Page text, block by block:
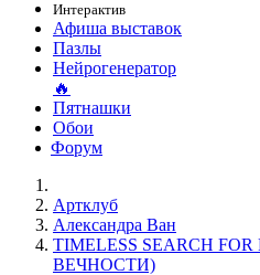
Интерактив
Афиша выставок
Пазлы
Нейрогенератор
🔥
Пятнашки
Обои
Форум
Артклуб
Александра Ван
TIMELESS SEARCH
ВЕЧНОСТИ)